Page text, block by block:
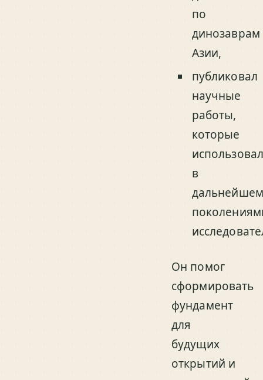
по
динозаврам
Азии,
публиковал
научные
работы,
которые
в
дальнейшем
Он помог
сформировать
фундамент
для
будущих
открытий и